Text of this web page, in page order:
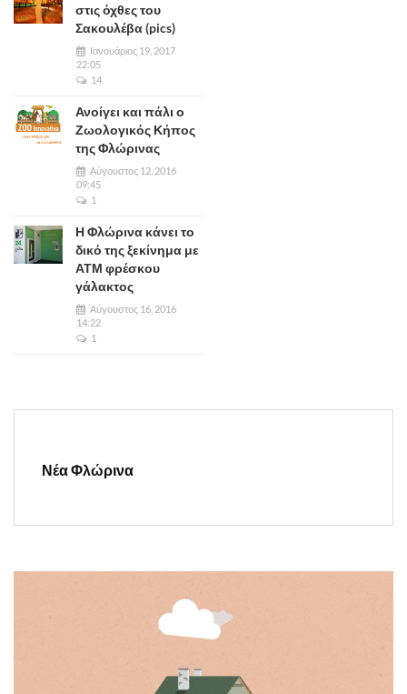
στις όχθες του
Σακουλέβα (pics)
Ιανουάριος 19, 2017
22:05
14
Ανοίγει και πάλι ο
Ζωολογικός Κήπος
της Φλώρινας
Αύγουστος 12, 2016
09:45
1
Η Φλώρινα κάνει το
δικό της ξεκίνημα με
ΑΤΜ φρέσκου
γάλακτος
Αύγουστος 16, 2016
14:22
1
Νέα Φλώρινα